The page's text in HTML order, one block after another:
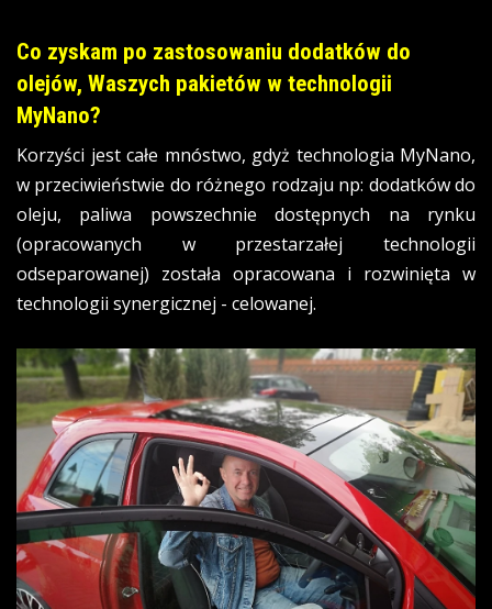
Co zyskam po zastosowaniu dodatków do
olejów, Waszych pakietów w technologii
MyNano?
Korzyści jest całe mnóstwo, gdyż technologia MyNano,
w przeciwieństwie do różnego rodzaju np: dodatków do
oleju, paliwa powszechnie dostępnych na rynku
(opracowanych w przestarzałej technologii
odseparowanej) została opracowana i rozwinięta w
technologii synergicznej - celowanej.